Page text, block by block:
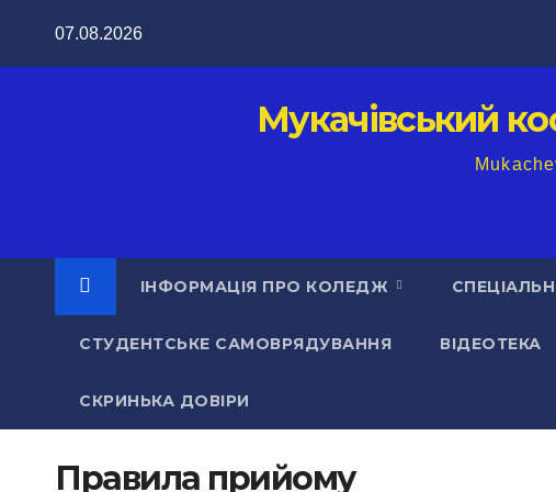
07.08.2026
Мукачівський
ІНФОРМАЦІЯ ПРО КОЛЕДЖ
СТУДЕНТСЬКЕ САМОВРЯДУВАННЯ ВІДЕОТЕКА
СКРИНЬКА ДОВІРИ
Правила прийому